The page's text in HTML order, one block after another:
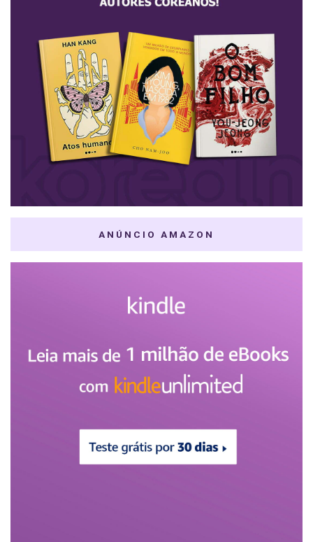
ANÚNCIO AMAZON